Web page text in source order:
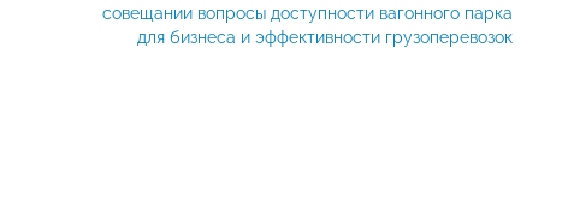
совещании вопросы доступности вагонного парка
для бизнеса и эффективности грузоперевозок